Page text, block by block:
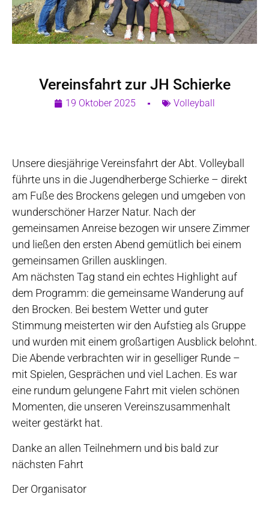
Vereinsfahrt zur JH Schierke
19 Oktober 2025 Volleyball
Unsere diesjährige Vereinsfahrt der Abt. Volleyball
führte uns in die Jugendherberge Schierke – direkt
am Fuße des Brockens gelegen und umgeben von
wunderschöner Harzer Natur. Nach der
gemeinsamen Anreise bezogen wir unsere Zimmer
und ließen den ersten Abend gemütlich bei einem
gemeinsamen Grillen ausklingen.
Am nächsten Tag stand ein echtes Highlight auf
dem Programm: die gemeinsame Wanderung auf
den Brocken. Bei bestem Wetter und guter
Stimmung meisterten wir den Aufstieg als Gruppe
und wurden mit einem großartigen Ausblick belohnt.
Die Abende verbrachten wir in geselliger Runde –
mit Spielen, Gesprächen und viel Lachen. Es war
eine rundum gelungene Fahrt mit vielen schönen
Momenten, die unseren Vereinszusammenhalt
weiter gestärkt hat.
Danke an allen Teilnehmern und bis bald zur
nächsten Fahrt
Der Organisator